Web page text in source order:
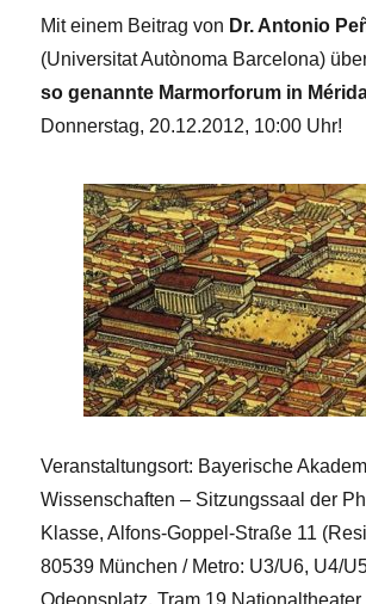
Mit einem Beitrag von Dr. Antonio
(Universitat Autònoma Barcelona)
so genannte Marmorforum in
Donnerstag, 20.12.2012, 10:00 Uhr!
Veranstaltungsort: Bayerische
Wissenschaften – Sitzungssaal der
Klasse, Alfons-Goppel-Straße 11
80539 München / Metro: U3/U6, U4/
Odeonsplatz, Tram 19 Nationaltheater